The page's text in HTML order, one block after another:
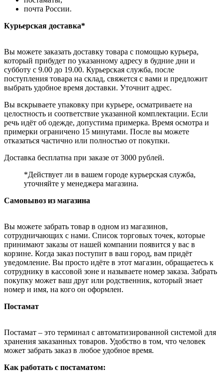
почта России.
Курьерская доставка*
Вы можете заказать доставку товара с помощью курьера,
который прибудет по указанному адресу в будние дни и
субботу с 9.00 до 19.00. Курьерская служба, после
поступления товара на склад, свяжется с вами и предложит
выбрать удобное время доставки. Уточнит адрес.
Вы вскрываете упаковку при курьере, осматриваете на
целостность и соответствие указанной комплектации. Если
речь идёт об одежде, допустима примерка. Время осмотра и
примерки ограничено 15 минутами. После вы можете
отказаться частично или полностью от покупки.
Доставка бесплатна при заказе от 3000 рублей.
*Действует ли в вашем городе курьерская служба,
уточняйте у менеджера магазина.
Самовывоз из магазина
Вы можете забрать товар в одном из магазинов,
сотрудничающих с нами. Список торговых точек, которые
принимают заказы от нашей компании появится у вас в
корзине. Когда заказ поступит в ваш город, вам придёт
уведомление. Вы просто идёте в этот магазин, обращаетесь к
сотруднику в кассовой зоне и называете номер заказа. Забрать
покупку может ваш друг или родственник, который знает
номер и имя, на кого он оформлен.
Постамат
Постамат – это терминал с автоматизированной системой для
хранения заказанных товаров. Удобство в том, что человек
может забрать заказ в любое удобное время.
Как работать с постаматом: